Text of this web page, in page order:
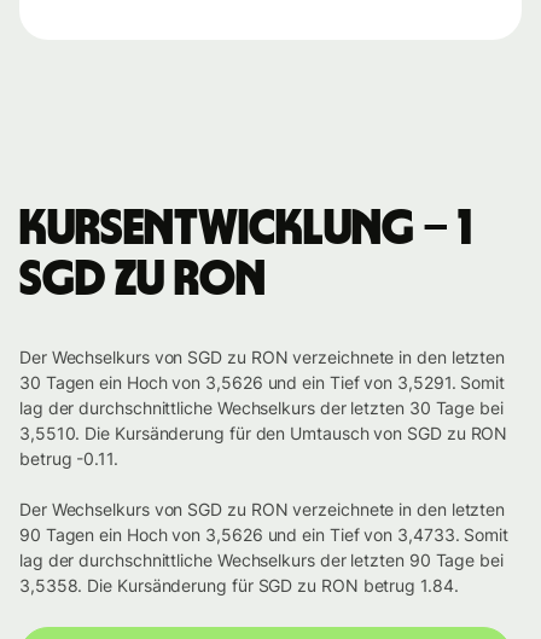
Kursentwicklung – 1
SGD zu RON
Der Wechselkurs von SGD zu RON verzeichnete in den letzten
30 Tagen ein Hoch von 3,5626 und ein Tief von 3,5291. Somit
lag der durchschnittliche Wechselkurs der letzten 30 Tage bei
3,5510. Die Kursänderung für den Umtausch von SGD zu RON
betrug -0.11.
Der Wechselkurs von SGD zu RON verzeichnete in den letzten
90 Tagen ein Hoch von 3,5626 und ein Tief von 3,4733. Somit
lag der durchschnittliche Wechselkurs der letzten 90 Tage bei
3,5358. Die Kursänderung für SGD zu RON betrug 1.84.